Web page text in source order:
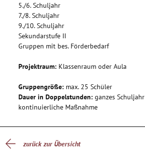
5./6. Schuljahr
7./8. Schuljahr
9./10. Schuljahr
Sekundarstufe II
Gruppen mit bes. Förderbedarf
Projektraum: Klassenraum oder Aula
Gruppengröße: max. 25 Schüler
Dauer in Doppelstunden: ganzes Schuljahr
kontinuierliche Maßnahme
zurück zur Übersicht